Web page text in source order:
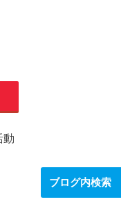
動
ブログ内検索